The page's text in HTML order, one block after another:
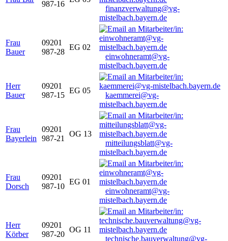
987-16
finanzverwaltung@vg-
mistelbach.bayern.de
Frau
Bauer
09201
987-28
EG 02
einwohneramt@vg-
mistelbach.bayern.de
Herr
Bauer
09201
987-15
EG 05
kaemmerei@vg-
mistelbach.bayern.de
Frau
Bayerlein
09201
987-21
OG 13
mitteilungsblatt@vg-
mistelbach.bayern.de
Frau
Dorsch
09201
987-10
EG 01
einwohneramt@vg-
mistelbach.bayern.de
Herr
Körber
09201
987-20
OG 11
technische.bauverwaltung@vg-